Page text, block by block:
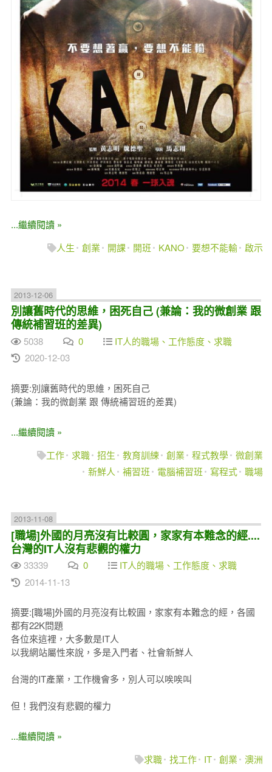
...繼續閱讀 »
人生
創業 開課 開班 KANO 要想不能輸 啟示
2013-12-06
別讓舊時代的思維，困死自己 (兼論：我的微創業 跟
傳統補習班的差異)
5038 0
IT人的職場、工作態度、求職
2020-12-03
摘要:別讓舊時代的思維，困死自己
(兼論：我的微創業 跟 傳統補習班的差異)
...繼續閱讀 »
工作
求職 招生 教育訓練 創業 程式教學 微創業
新鮮人
補習班 電腦補習班 寫程式 職場
2013-11-08
[職場]外國的月亮沒有比較圓，家家有本難念的經....
台灣的IT人沒有悲觀的權力
33339 0
IT人的職場、工作態度、求職
2014-11-13
摘要:[職場]外國的月亮沒有比較圓，家家有本難念的經，各國
都有22K問題
各位來這裡，大多數是IT人
以我網站屬性來說，多是入門者、社會新鮮人
台灣的IT產業，工作機會多，別人可以唉唉叫
但！我們沒有悲觀的權力
...繼續閱讀 »
求職 找工作 IT 創業 澳洲